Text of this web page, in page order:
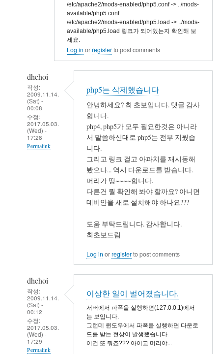
/etc/apache2/mods-enabled/php5.conf -> ../mods-
available/php5.conf
/etc/apache2/mods-enabled/php5.load -> ../mods-
available/php5.load 링크가 되어있는지 확인해 보
세요.
Log in orregisterto post comments
dhchoi
작성:
2009.11.14.
(Sat) -
00:08
수정:
2017.05.03.
(Wed) -
17:28
Permalink
설
치..
by
wildapple
php5는 삭제했습니다
안녕하세요? 최 초보입니다. 댓글 감사
합니다.
php4, php5가 모두 필요한것은 아니라
서 말씀하신대로 php5는 전부 지웠습
니다.
그리고 링크 걸고 아파치를 재시동해
봤으나... 역시 다운로드를 받습니다.
머리가 띵~~~~합니다.
다른건 뭘 확인해 봐야 할까요? 아니면
데비안을 새로 설치해야 하나요???
도움 부탁드립니다. 감사합니다.
최초보드림
Log in orregisterto post comments
dhchoi
작성:
2009.11.14.
(Sat) -
00:12
수정:
2017.05.03.
(Wed) -
17:29
Permalink
이상한 일이 벌어졌습니다.
서버에서 파폭을 실행하면(127.0.0.1)에서
는 보입니다.
그런데 윈도우에서 파폭을 실행하면 다운로
드를 받는 현상이 발생했습니다.
이건 또 뭐죠??? 아이고 머리야...